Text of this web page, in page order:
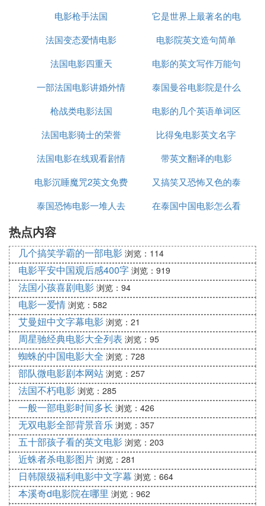
作皮革的) 皮，毛皮; (困境中的) 生命，人身安全;
[例句]He hid the bicycle in the hawthorn hedge
他把自行车藏在山楂树篱中。
过去分词是动词的一种非谓语形式，也叫非限定性动
词，及物动词的过去分词做表语，与句子的主语是被
动关系，表示主语的状态；作定语时，与被修饰的名
词也是被动关系。所以，藏龙的藏用的是hide的过去
『肆』 为什么电影<<卧虎藏龙>>的英文名
dden dr
是想问为什么不叫hidden dragon，crouching tiger
吗？
这个电影的题目就叫卧虎藏龙，根据词语结构，也应
该是先翻“卧虎”，后翻“藏龙”的呀。翻译不能太随心
所欲，还是要跟原文相贴切的才好。
『伍』 谁给我一个电影《卧虎藏龙》的英
文版简介
Crouching Tiger, Hidden Dragon is a 2000 wuxia fil
m. A Taiwanese-Chinese-Hong Kong-American co-p
roction, the film was directed by Ang Lee and featur
ed an international cast of ethnic Chinese actors, inc
luding Chow Yun-Fat, Michelle Yeoh, Zhang Ziyi, an
d Chang Chen. The film was based on the fourth no
vel in a pentalogy, known in China as the Crane Iron
Pentalogy, by wuxia novelist Wang Dulu. The martial
arts and action sequences were choreographed by
Yuen Wo Ping.
======================================
电影枪手法国
它是世界上最著名的电
影奖项之一的英文
法国变态爱情电影
电影院英文造句简单
法国电影四重天
电影的英文写作万能句
一部法国电影讲婚外情
泰国曼谷电影院是什么
字幕
枪战类电影法国
电影的几个英语单词区
分
法国电影骑士的荣誉
比得兔电影英文名字
法国电影在线观看剧情
带英文翻译的电影
电影沉睡魔咒2英文免费
播放
又搞笑又恐怖又色的泰
国电影
泰国恐怖电影一堆人去
一个小镇打工
在泰国中国电影怎么看
热点内容
几个搞笑学霸的一部电影 浏览：114
电影平安中国观后感400字 浏览：919
法国小孩喜剧电影 浏览：94
电影一爱情 浏览：582
艾曼妞中文字幕电影 浏览：21
周星驰经典电影大全列表 浏览：95
蜘蛛的中国电影大全 浏览：728
部队微电影剧本网站 浏览：257
法国不朽电影 浏览：285
一般一部电影时间多长 浏览：426
无双电影全部背景音乐 浏览：357
五十部孩子看的英文电影 浏览：203
近蛛者杀电影图片 浏览：281
日韩限级福利电影中文字幕 浏览：664
本溪奇d电影院在哪里 浏览：962